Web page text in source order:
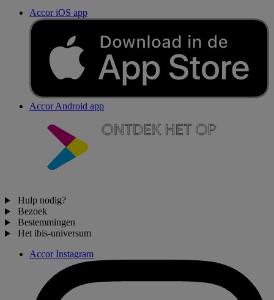
Accor iOS app
Accor Android app
Hulp nodig?
Bezoek
Bestemmingen
Het ibis-universum
Accor Instagram